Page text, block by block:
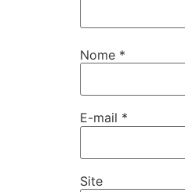
Nome *
E-mail *
Site